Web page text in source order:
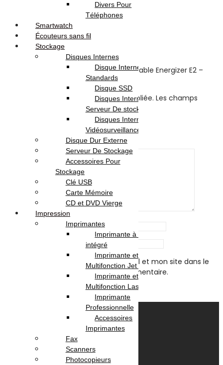
Reviews
There are no reviews yet.
Be the first to review “Téléphone portable Energizer E2 –
Votre adresse e-mail ne sera pas publiée. Les champs
obligatoires sont indiqués avec*
Your review
*
Enregistrer mon nom, mon e-mail et mon site dans le
navigateur pour mon prochain commentaire.
Divers Pour
Téléphones
Smartwatch
Écouteurs sans fil
Stockage
Disques Internes
Disque Internes
Standards
Disque SSD
Disques Internes Pour
Serveur De stockage
Disques Internes Pour
Vidéosurveillance
Disque Dur Externe
Serveur De Stockage
Accessoires Pour
Stockage
Clé USB
Carte Mémoire
CD et DVD Vierge
Impression
Imprimantes
Imprimante à Réservoir
intégré
Imprimante et
Multifonction Jet d’encre
Imprimante et
Multifonction Laser
Imprimante
Professionnelle
Accessoires
Imprimantes
Fax
Scanners
Photocopieurs